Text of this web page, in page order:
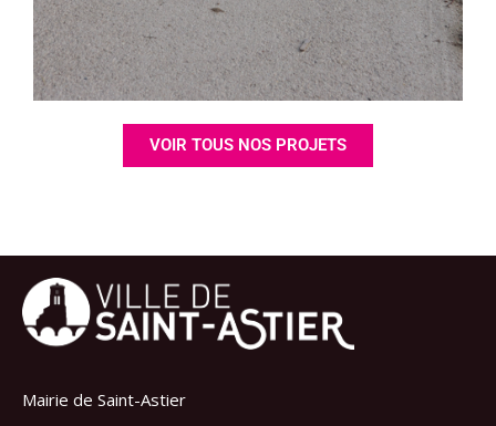
VOIR TOUS NOS PROJETS
Mairie de Saint-Astier